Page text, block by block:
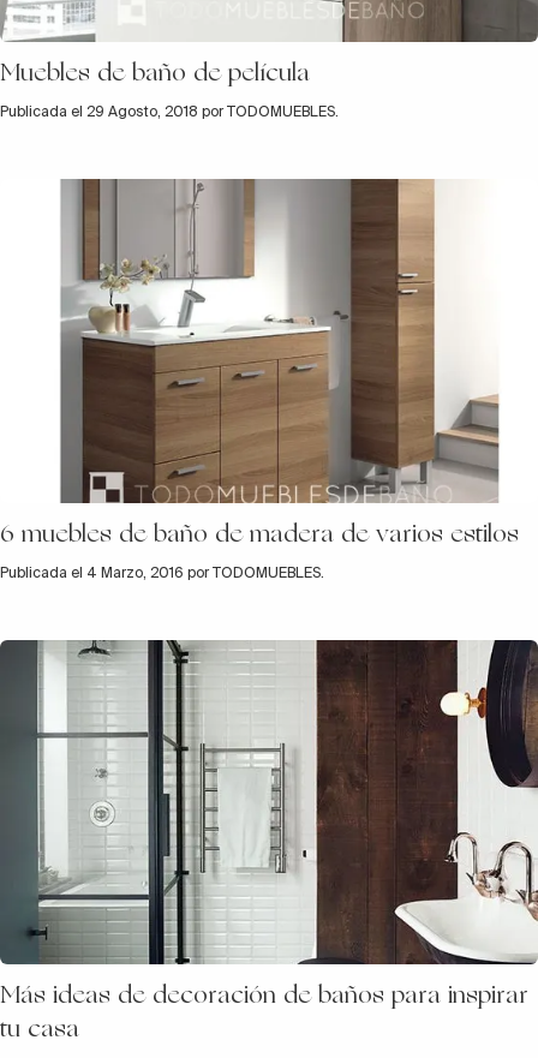
Muebles de baño de película
Publicada el 29 Agosto, 2018 por TODOMUEBLES.
6 muebles de baño de madera de varios estilos
Publicada el 4 Marzo, 2016 por TODOMUEBLES.
Más ideas de decoración de baños para inspirar
tu casa